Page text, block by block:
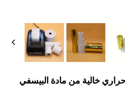
خالية من مادة البيسفي